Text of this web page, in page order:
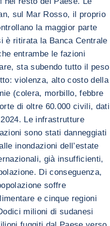
sul Mar Rosso, il proprio
la maggior parte
è ritirata la Banca Centrale
entrambe le fazioni
sta subendo tutto il peso
violenza, alto costo della
(colera, morbillo, febbre
di oltre 60.000 civili, dati
Le infrastrutture
sono stati danneggiati
inondazioni dell’estate
già insufficienti,
Di conseguenza,
soffre
e cinque regioni
milioni di sudanesi